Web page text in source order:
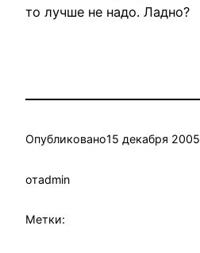
то лучше не надо. Ладно?
Опубликовано15 декабря 2005
отadmin
Метки: